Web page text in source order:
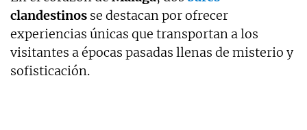
clandestinos se destacan por ofrecer
experiencias únicas que transportan a los
visitantes a épocas pasadas llenas de misterio y
sofisticación.